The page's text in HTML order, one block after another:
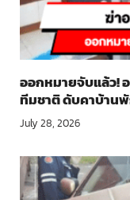
ออกหมายจับแล้ว!
ทีมชาติ ดับคาบ้าน
July 28, 2026